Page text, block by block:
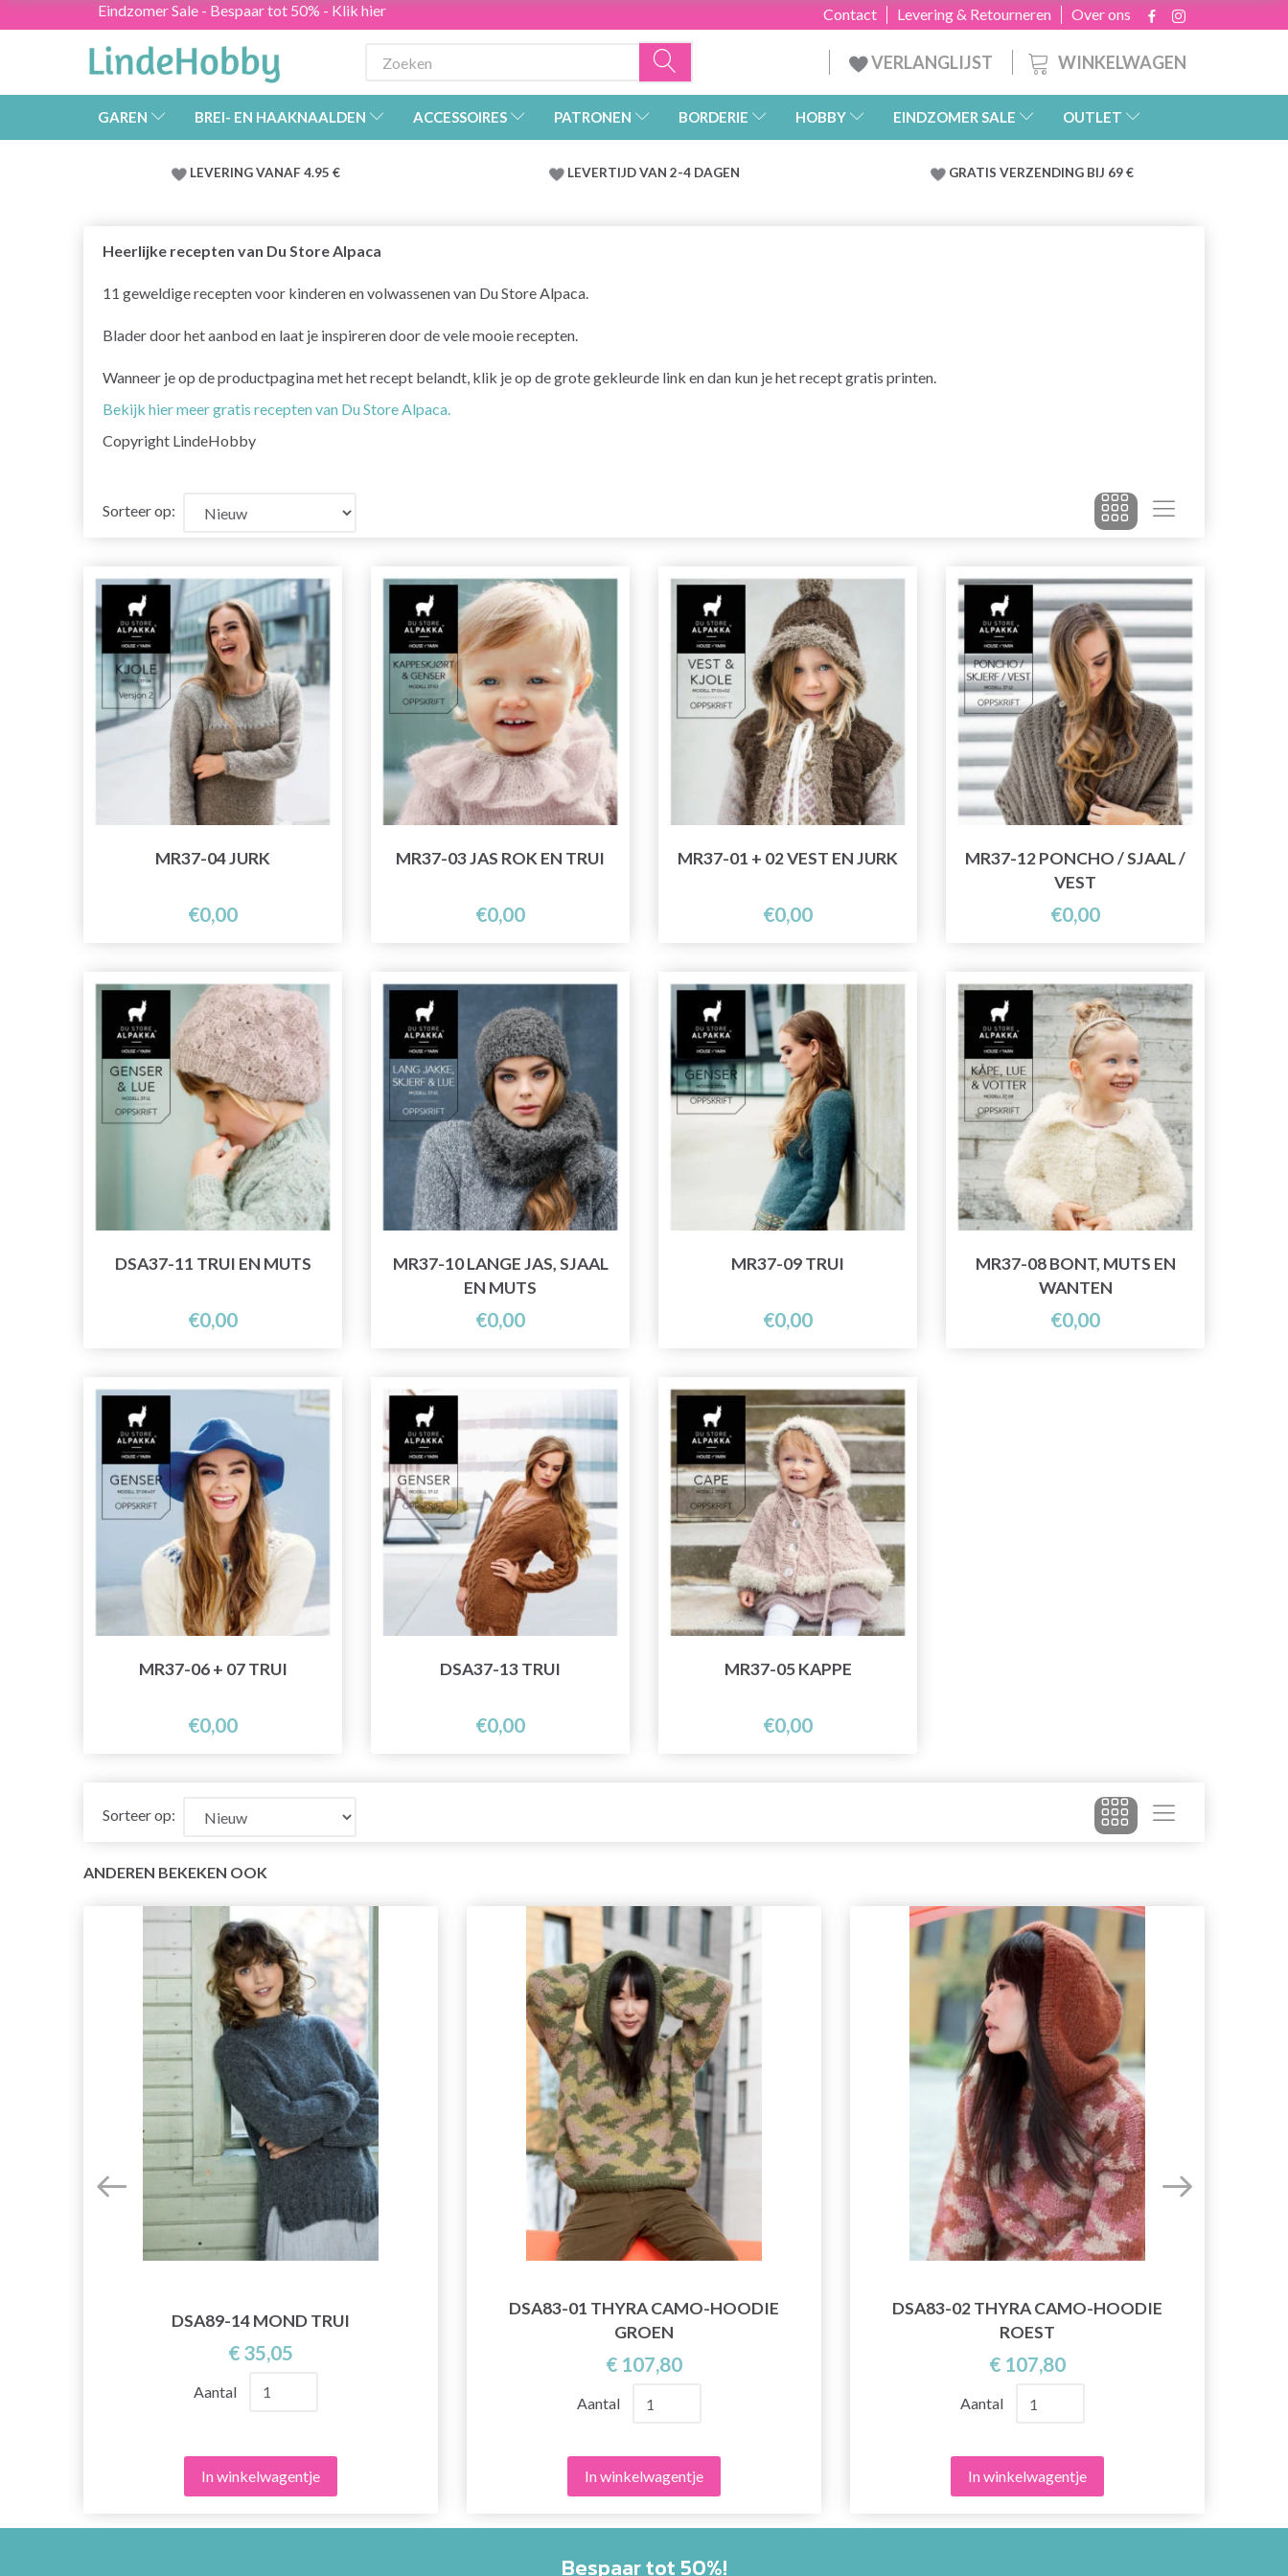
Eindzomer Sale - Bespaar tot 50% - Klik hier Over ons
Levering & Retourneren
Contact
WINKELWAGEN
VERLANGLIJST
GAREN BREI- EN HAAKNAALDEN ACCESSOIRES PATRONEN BORDERIE HOBBY EINDZOMER SALE OUTLET
LEVERING VANAF 4.95 € LEVERTIJD VAN 2-4 DAGEN GRATIS VERZENDING BIJ 69 €
Heerlijke recepten van Du Store Alpaca
11 geweldige recepten voor kinderen en volwassenen van Du Store Alpaca.
Blader door het aanbod en laat je inspireren door de vele mooie recepten.
Wanneer je op de productpagina met het recept belandt, klik je op de grote gekleurde link en dan kun je het recept gratis printen.
Bekijk hier meer gratis recepten van Du Store Alpaca.
Copyright LindeHobby
Sorteer op:
MR37-04 JURK
€0,00
MR37-03 JAS ROK EN TRUI
€0,00
MR37-01 + 02 VEST EN JURK
€0,00
MR37-12 PONCHO / SJAAL /
VEST
€0,00
DSA37-11 TRUI EN MUTS
€0,00
MR37-10 LANGE JAS, SJAAL
EN MUTS
€0,00
MR37-09 TRUI
€0,00
MR37-08 BONT, MUTS EN
WANTEN
€0,00
MR37-06 + 07 TRUI
€0,00
DSA37-13 TRUI
€0,00
MR37-05 KAPPE
€0,00
Sorteer op:
ANDEREN BEKEKEN OOK
DSA89-14 MOND TRUI
€ 35,05
Aantal
In winkelwagentje
DSA83-01 THYRA CAMO-HOODIE
GROEN
€ 107,80
Aantal
In winkelwagentje
DSA83-02 THYRA CAMO-HOODIE
ROEST
€ 107,80
Aantal
In winkelwagentje
Bespaar tot 50%!